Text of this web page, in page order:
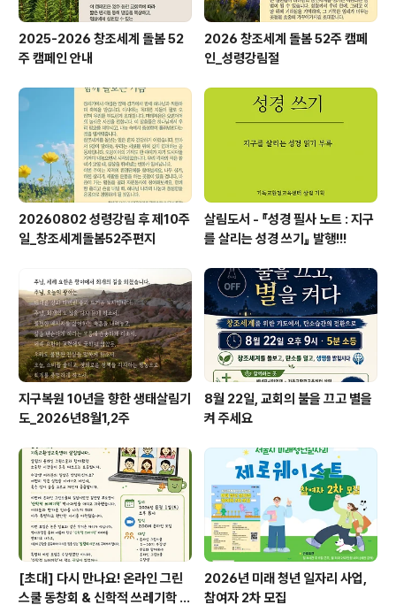
2025-2026 창조세계 돌봄 52
주 캠페인 안내
2026 창조세계 돌봄 52주 캠페
인_성령강림절
20260802 성령강림 후 제10주
일_창조세계돌봄52주편지
살림도서 - 『성경 필사 노트 : 지구
를 살리는 성경 쓰기』 발행!!!
지구복원 10년을 향한 생태살림기
도_2026년8월1,2주
8월 22일, 교회의 불을 끄고 별을
켜 주세요
[초대] 다시 만나요! 온라인 그린
스쿨 동창회 & 신학적 쓰레기학 이
2026년 미래 청년 일자리 사업,
참여자 2차 모집